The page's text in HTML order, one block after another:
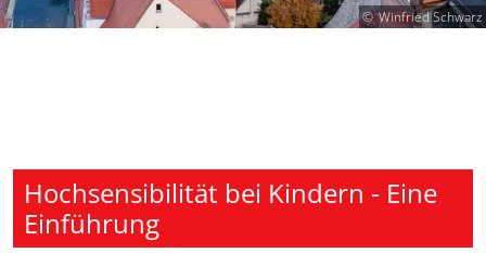
Winfried Schwarz
Hochsensibilität bei Kindern - Eine
Einführung